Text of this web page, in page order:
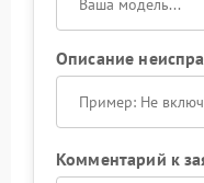
Описание
Комментарий к